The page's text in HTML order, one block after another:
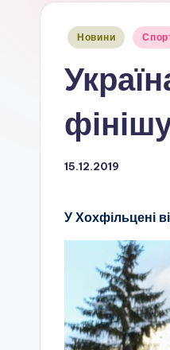
Опубліковано
Новини
15.12.2019
У Хохфільцені